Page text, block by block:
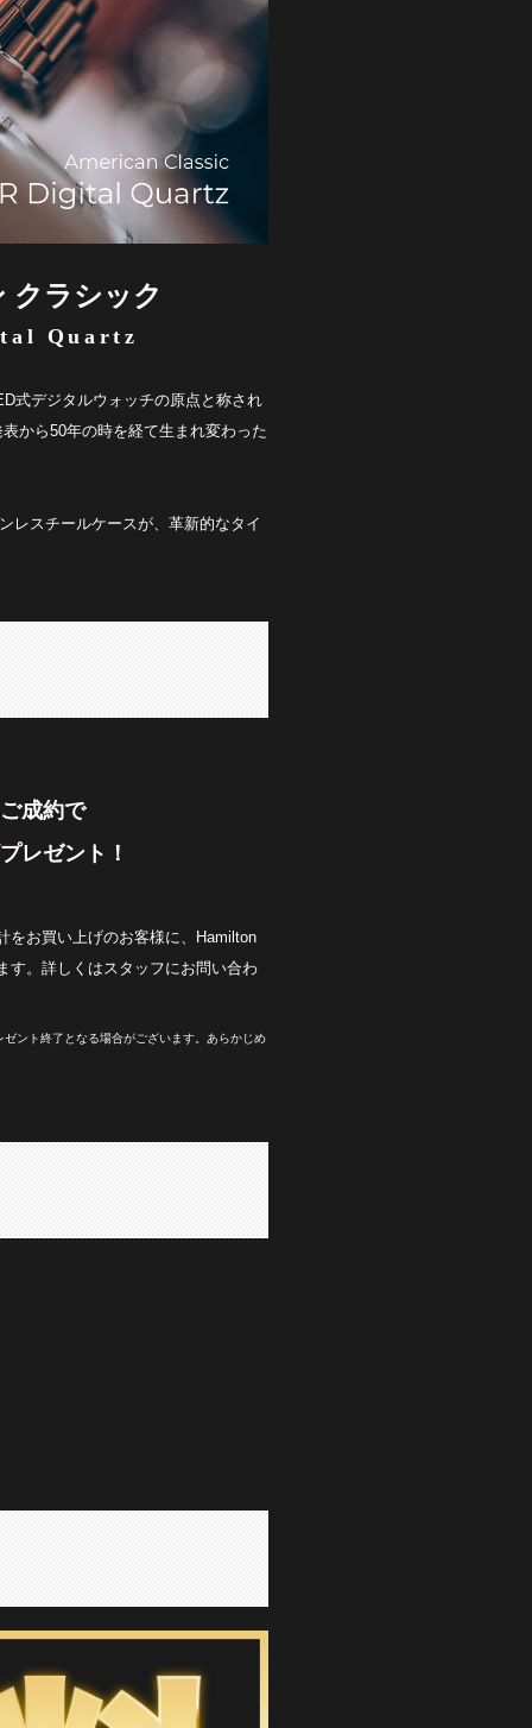
クラシック
Quartz
式デジタルウォッチの原点と称され
から50年の時を経て生まれ変わった
レスチールケースが、革新的なタイ
成約で
プレゼント！
をお買い上げのお客様に、Hamilton
す。詳しくはスタッフにお問い合わ
ント終了となる場合がございます。あらかじめ